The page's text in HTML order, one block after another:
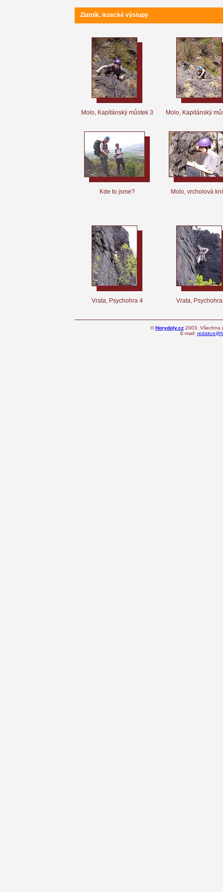
Zlatník, lezecké výstupy
Molo, Kapitánský můstek 3 Molo, Kapitánský
Kde to jsme? Molo, vrcholová
Vrata, Psychohra 4 Vrata,
©Horydoly.cz2003. Všechna
E-mail: